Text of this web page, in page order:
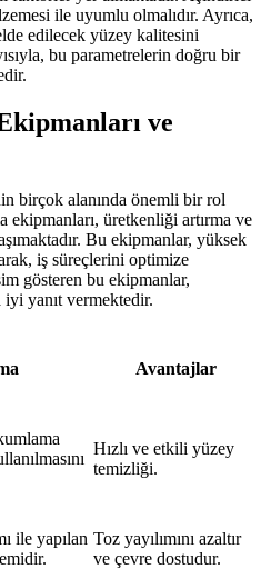
ile uyumlu olmalıdır. Ayrıca,
edilecek yüzey kalitesini
bu parametrelerin doğru bir
ve
birçok alanında önemli bir rol
ekipmanları, üretkenliği artırma ve
Bu ekipmanlar, yüksek
iş süreçlerini optimize
gösteren bu ekipmanlar,
iyi yanıt vermektedir.
Avantajlar
Hızlı ve etkili yüzey
temizliği.
ile yapılan Toz yayılımını azaltır
ve çevre dostudur.